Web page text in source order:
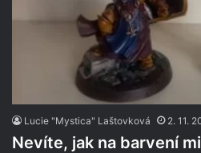
Lucie "Mystica" Laštovková 2. 11.
Nevíte, jak na barvení